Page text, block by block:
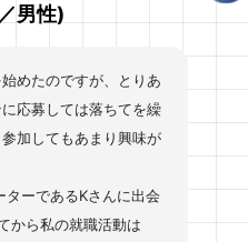
男性)
めたのですが、とりあ
応募しては落ちてを繰
加してもあまり興味が
ーであるKさんに出会
から私の就職活動は